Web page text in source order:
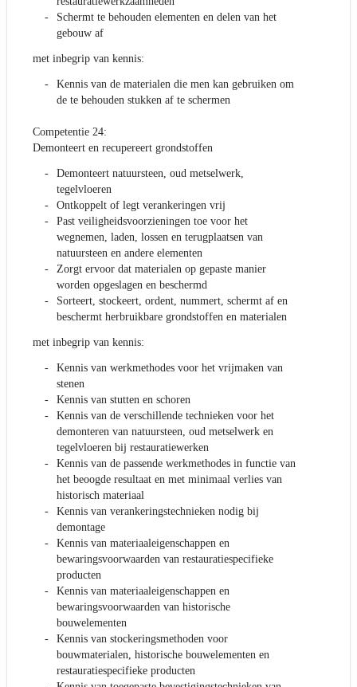
Schermt te behouden elementen en delen van het
gebouw af
met inbegrip van kennis:
Kennis van de materialen die men kan gebruiken om
de te behouden stukken af te schermen
Competentie 24:
Demonteert en recupereert grondstoffen
Demonteert natuursteen, oud metselwerk,
tegelvloeren
Ontkoppelt of legt verankeringen vrij
Past veiligheidsvoorzieningen toe voor het
wegnemen, laden, lossen en terugplaatsen van
natuursteen en andere elementen
Zorgt ervoor dat materialen op gepaste manier
worden opgeslagen en beschermd
Sorteert, stockeert, ordent, nummert, schermt af en
beschermt herbruikbare grondstoffen en materialen
met inbegrip van kennis:
Kennis van werkmethodes voor het vrijmaken van
stenen
Kennis van stutten en schoren
Kennis van de verschillende technieken voor het
demonteren van natuursteen, oud metselwerk en
tegelvloeren bij restauratiewerken
Kennis van de passende werkmethodes in functie van
het beoogde resultaat en met minimaal verlies van
historisch materiaal
Kennis van verankeringstechnieken nodig bij
demontage
Kennis van materiaaleigenschappen en
bewaringsvoorwaarden van restauratiespecifieke
producten
Kennis van materiaaleigenschappen en
bewaringsvoorwaarden van historische
bouwelementen
Kennis van stockeringsmethoden voor
bouwmaterialen, historische bouwelementen en
restauratiespecifieke producten